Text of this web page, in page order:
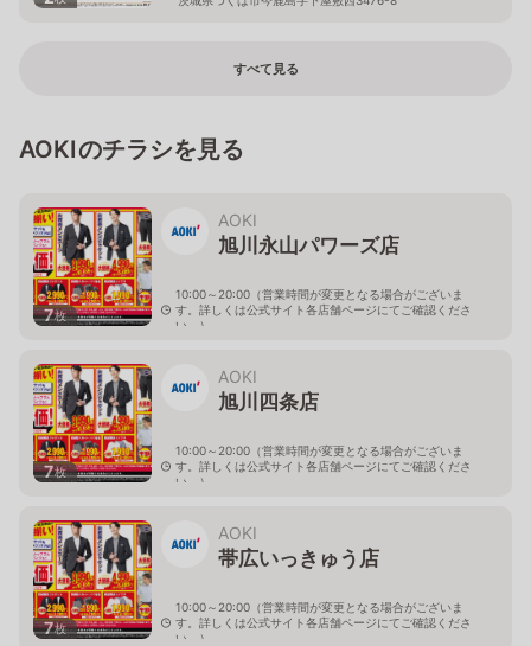
すべて見る
AOKIのチラシを見る
7枚
AOKI
旭川永山パワーズ店
10:00～20:00（営業時間が変更となる場合がございま
す。詳しくは公式サイト各店舗ページにてご確認くださ
い。）
7枚
AOKI
旭川四条店
10:00～20:00（営業時間が変更となる場合がございま
す。詳しくは公式サイト各店舗ページにてご確認くださ
い。）
7枚
AOKI
帯広いっきゅう店
10:00～20:00（営業時間が変更となる場合がございま
す。詳しくは公式サイト各店舗ページにてご確認くださ
い。）